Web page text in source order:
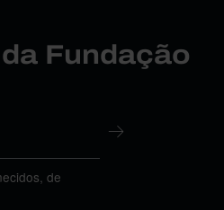
Fundação
de